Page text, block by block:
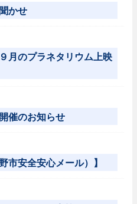
かせ
月のプラネタリウム上映
催のお知らせ
市安全安心メール）】